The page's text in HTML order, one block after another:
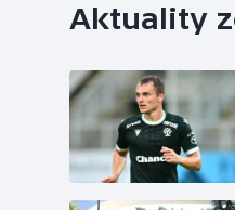
Aktuality